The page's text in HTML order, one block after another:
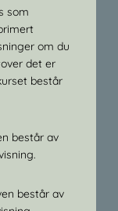
som
om du
det er
består
består av
består av